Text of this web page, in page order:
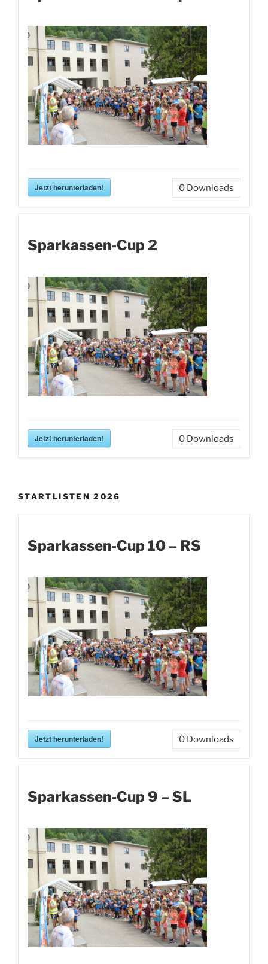
Jetzt herunterladen! 0 Downloads
Sparkassen-Cup 2
Jetzt herunterladen! 0 Downloads
STARTLISTEN 2026
Sparkassen-Cup 10 – RS
Jetzt herunterladen! 0 Downloads
Sparkassen-Cup 9 – SL